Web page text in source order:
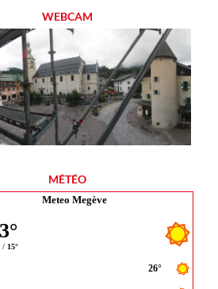
WEBCAM
MÉTÉO
Meteo Megève